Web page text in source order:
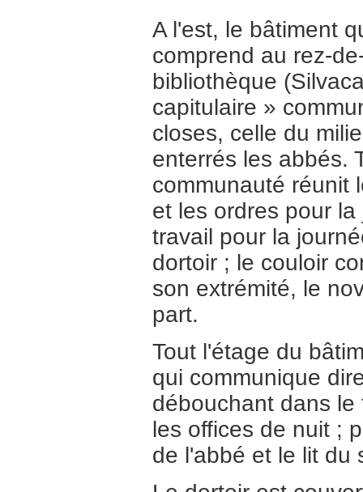
A l'est, le bâtiment
comprend au rez-
bibliothèque
capitulaire »
closes, celle du
enterrés les abbés.
communauté réunit
et les ordres pour
travail pour la
dortoir ; le couloir
son extrémité, le
part.
Tout l'étage du
qui communique
débouchant dans le
les offices de nuit ;
de l'abbé et le lit du